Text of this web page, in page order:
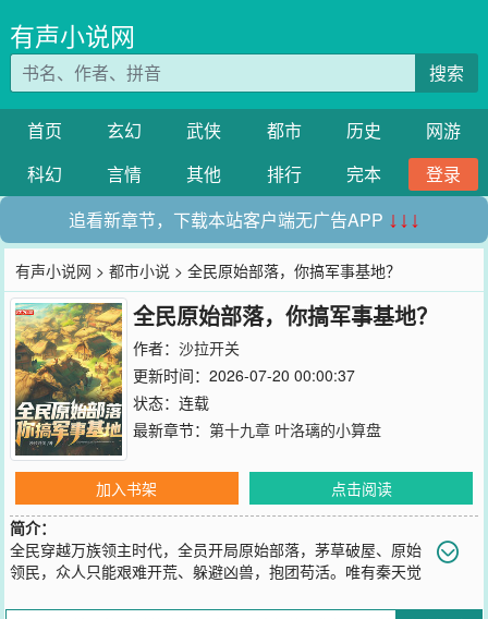
有声小说网
搜索
首页 玄幻 武侠 都市 历史
网游
科幻
言情 其他 排行 完本
登录
追看新章节，下载本站客户端无广告APP ↓↓↓
有声小说网 >都市小说 > 全民原始部落，你搞军事基地？
全民原始部落，你搞军事基地？
作者： 沙拉开关
更新时间：2026-07-20 00:00:37
状态：连载
最新章节： 第十九章 叶洛璃的小算盘
加入书架
点击阅读
简介：
全民穿越万族领主时代，全员开局原始部落，茅草破屋、原始
领民，众人只能艰难开荒、躲避凶兽，抱团苟活。唯有秦天觉
箭塔直接蜕变为A级穿云狙击塔！三公里自动锁敌、秒杀凶兽，无敌防